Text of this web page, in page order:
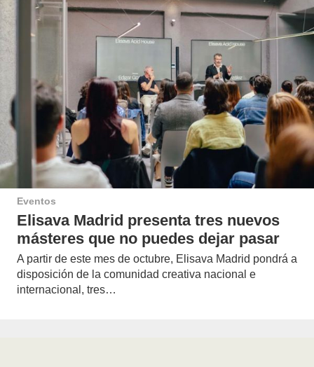
Eventos
Elisava Madrid presenta tres nuevos
másteres que no puedes dejar pasar
A partir de este mes de octubre, Elisava Madrid pondrá a
disposición de la comunidad creativa nacional e
internacional, tres…